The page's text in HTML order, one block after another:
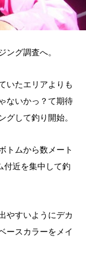
ング調査へ。
いたエリアよりも
ないかっ？て期待
グして釣り開始。
トムから数メート
付近を集中して釣
やすいようにデカ
ースカラーをメイ